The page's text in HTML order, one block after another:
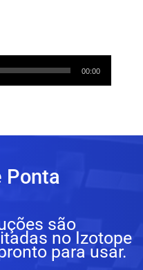
00:00
Ponta
são
no Izotope
para usar.